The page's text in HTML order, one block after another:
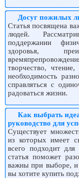
Досуг пожилых
Статья посвящена
людей.
поддержании
здоровья,
творчество,
необходимость
справляться с
радоваться жизни.
Как выбрать
руководство для
Существует
из которых имеет
всего подходит для
статья поможет
важны при выборе, и
вы хотите купить